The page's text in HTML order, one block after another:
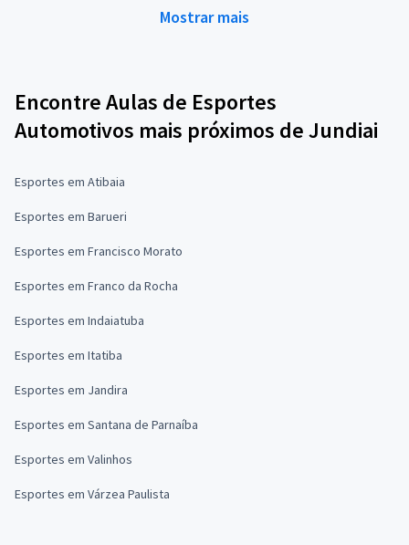
Mostrar mais
Encontre Aulas de Esportes
Automotivos mais próximos de Jundiai
Esportes em Atibaia
Esportes em Barueri
Esportes em Francisco Morato
Esportes em Franco da Rocha
Esportes em Indaiatuba
Esportes em Itatiba
Esportes em Jandira
Esportes em Santana de Parnaíba
Esportes em Valinhos
Esportes em Várzea Paulista